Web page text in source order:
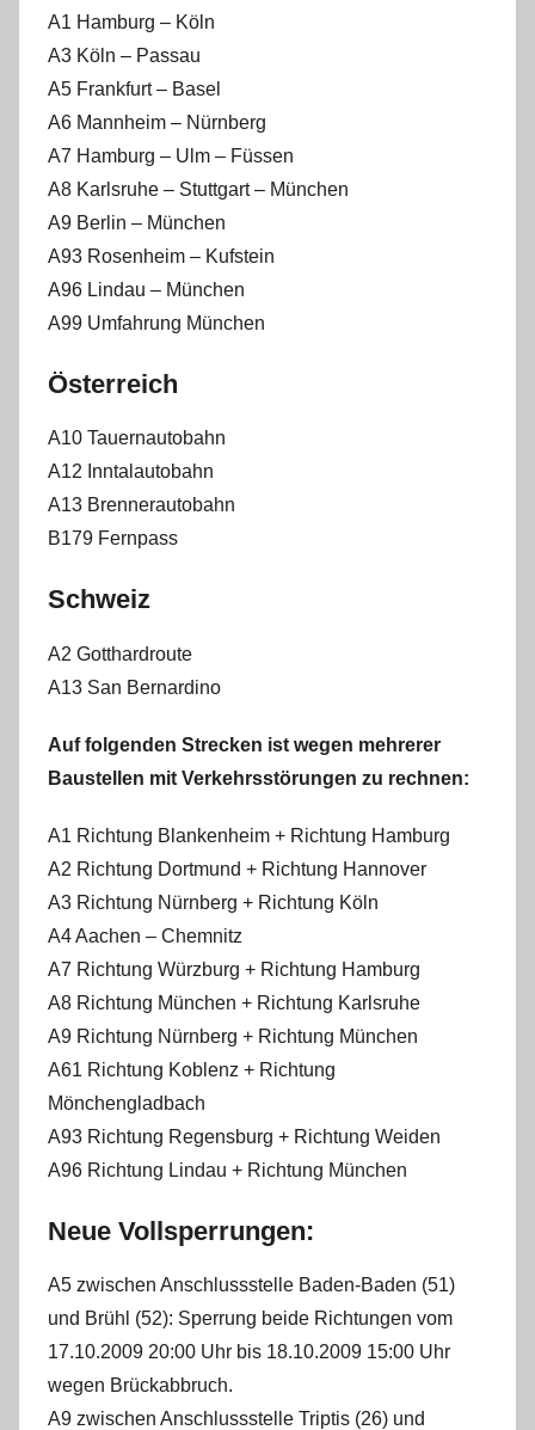
A1 Hamburg – Köln
A3 Köln – Passau
A5 Frankfurt – Basel
A6 Mannheim – Nürnberg
A7 Hamburg – Ulm – Füssen
A8 Karlsruhe – Stuttgart – München
A9 Berlin – München
A93 Rosenheim – Kufstein
A96 Lindau – München
A99 Umfahrung München
Österreich
A10 Tauernautobahn
A12 Inntalautobahn
A13 Brennerautobahn
B179 Fernpass
Schweiz
A2 Gotthardroute
A13 San Bernardino
Auf folgenden Strecken ist wegen mehrerer
Baustellen mit Verkehrsstörungen zu rechnen:
A1 Richtung Blankenheim + Richtung Hamburg
A2 Richtung Dortmund + Richtung Hannover
A3 Richtung Nürnberg + Richtung Köln
A4 Aachen – Chemnitz
A7 Richtung Würzburg + Richtung Hamburg
A8 Richtung München + Richtung Karlsruhe
A9 Richtung Nürnberg + Richtung München
A61 Richtung Koblenz + Richtung
Mönchengladbach
A93 Richtung Regensburg + Richtung Weiden
A96 Richtung Lindau + Richtung München
Neue Vollsperrungen:
A5 zwischen Anschlussstelle Baden-Baden (51)
und Brühl (52): Sperrung beide Richtungen vom
17.10.2009 20:00 Uhr bis 18.10.2009 15:00 Uhr
wegen Brückabbruch.
A9 zwischen Anschlussstelle Triptis (26) und